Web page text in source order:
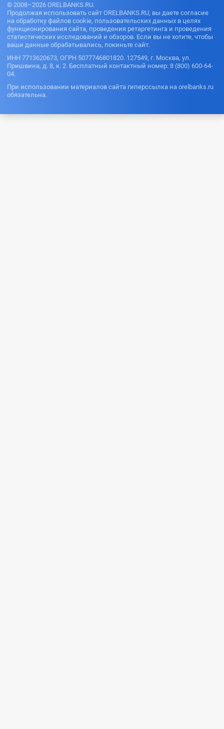
© 2008–2026 ORELBANKS.RU.
Продолжая использовать сайт ORELBANKS.RU, вы даете согласие
на обработку файлов cookie, пользовательских данных в целях
функционирования сайта, проведения ретаргетинга и проведения
статистических исследований и обзоров. Если вы не хотите, чтобы
ваши данные обрабатывались, покиньте сайт.
ИНН 7713620673, ОГРН 5077746801820. 127549, г. Москва, ул.
Пришвина, д. 8, к. 2. Бесплатный контактный номер: 8 (800) 600-64-
04.
При использовании материалов сайта гиперссылка на orelbanks.ru
обязательна.